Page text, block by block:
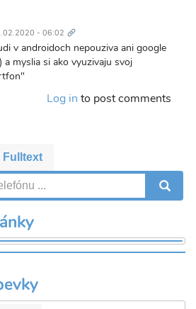
- 06:02 odkaz
v androidoch nepouziva ani google
a myslia si ako vyuzivaju svoj
Log in to post comments
Fulltext